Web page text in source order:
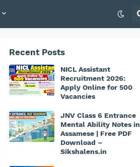
Recent Posts
NICL Assistant
Recruitment 2026:
Apply Online for 500
Vacancies
JNV Class 6 Entrance
Mental Ability Notes in
Assamese | Free PDF
Download –
Sikshalens.in